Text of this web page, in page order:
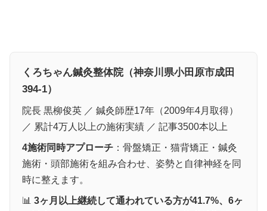
くろちゃん鍼灸整体院（神奈川県小田原市成田
394-1）
院長 黒柳俊英 ／ 鍼灸師歴17年（2009年4月取得）
／ 累計4万人以上の施術実績 ／ 記事3500本以上
4施術同時アプローチ ：骨盤矯正・猫背矯正・鍼灸
施術・頭部施術を組み合わせ、姿勢と自律神経を同
時に整えます。
📊 3ヶ月以上継続して通われている方が41.7%、6ヶ